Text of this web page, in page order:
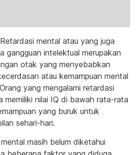
mental atau yang juga
gangguan intelektual merupakan
otak yang menyebabkan
atau kemampuan mental
yang mengalami retardasi
memiliki nilai IQ di bawah rata-rata
yang buruk untuk
sehari-hari.
masih belum diketahui